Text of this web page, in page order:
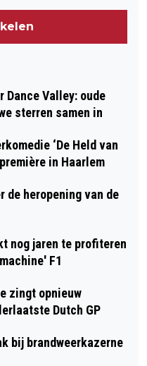
Dance Valley: oude
sterren samen in
‘De Held van
in Haarlem
de heropening van de
nog jaren te profiteren
F1
zingt opnieuw
Dutch GP
bij brandweerkazerne